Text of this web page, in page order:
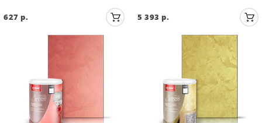
627 р. 5 393 р.